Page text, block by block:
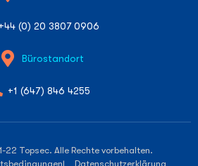
+44 (0) 20 3807 0906
Bürostandort
+1 (647) 846 4255
Topsec. Alle Rechte vorbehalten.
| Datenschutzerklärung